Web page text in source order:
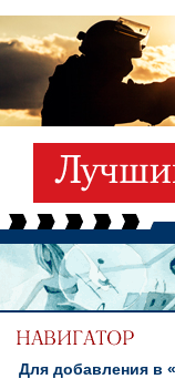
Для добавления в